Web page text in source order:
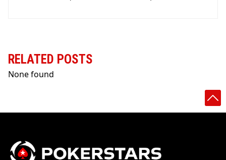
RELATED POSTS
None found